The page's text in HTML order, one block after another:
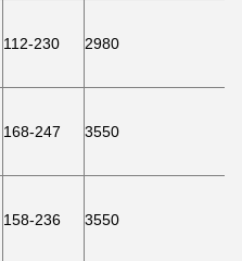
112-230 2980
168-247 3550
158-236 3550